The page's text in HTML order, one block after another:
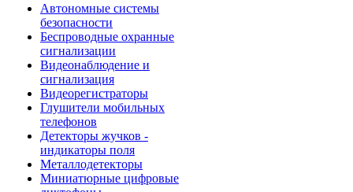
Автономные системы
безопасности
Беспроводные охранные
сигнализации
Видеонаблюдение и
сигнализация
Видеорегистраторы
Глушители мобильных
телефонов
Детекторы жучков -
индикаторы поля
Металлодетекторы
Миниатюрные цифровые